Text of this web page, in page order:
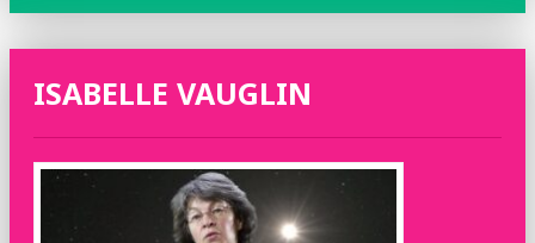
ISABELLE VAUGLIN